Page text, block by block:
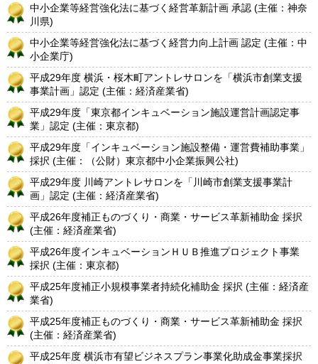
中小企業等経営強化法に基づく経営革新計画 承認 (主催：神奈
川県)
中小企業等経営強化法に基づく経営力向上計画 認定 (主催：中
小企業庁)
平成29年度 横浜・桜木町アントレサロンを「横浜市創業支援
事業計画」認定 (主催：経済産業省)
平成29年度「東京都インキュベーション施設運営計画認定事
業」認定 (主催：東京都)
平成29年度「インキュベーション施設整備・運営費補助事業」
採択 (主催：（公財）東京都中小企業振興公社)
平成29年度 川崎アントレサロンを「川崎市創業支援事業計
画」認定 (主催：経済産業省)
平成26年度補正ものづくり・商業・サービス革新補助金 採択
(主催：経済産業省)
平成26年度インキュベーションＨＵＢ推進プロジェクト事業
採択 (主催：東京都)
平成25年度補正小規模事業者持続化補助金 採択 (主催：経済産
業省)
平成25年度補正ものづくり・商業・サービス革新補助金 採択
(主催：経済産業省)
平成25年度 横浜市有望ビジネスプラン事業化助成金事業採択